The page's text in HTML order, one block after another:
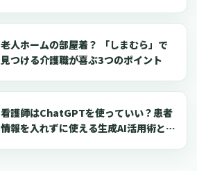
老人ホームの部屋着？ 「しまむら」で
見つける介護職が喜ぶ3つのポイント
看護師はChatGPTを使っていい？患者
情報を入れずに使える生成AI活用術とプ